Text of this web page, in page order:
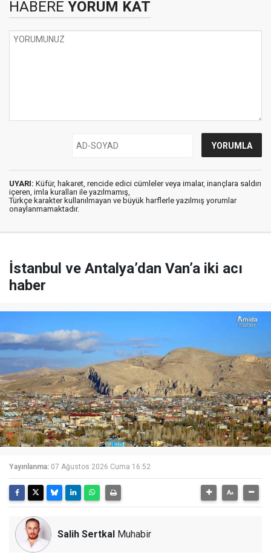
HABERE YORUM KAT
UYARI: Küfür, hakaret, rencide edici cümleler veya imalar, inançlara saldırı
içeren, imla kuralları ile yazılmamış,
Türkçe karakter kullanılmayan ve büyük harflerle yazılmış yorumlar
onaylanmamaktadır.
İstanbul ve Antalya’dan Van’a iki acı
haber
Yayınlanma: 07 Ağustos 2026 Cuma 16:52
Salih Sertkal Muhabir